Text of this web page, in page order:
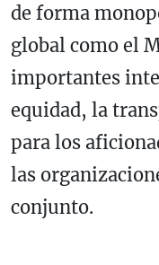
de forma
global como el
importantes
equidad, la
para los
las
conjunto.